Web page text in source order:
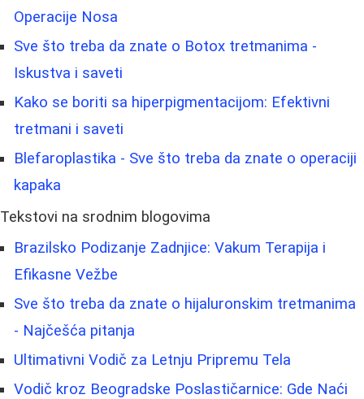
Operacije Nosa
Sve što treba da znate o Botox tretmanima -
Iskustva i saveti
Kako se boriti sa hiperpigmentacijom: Efektivni
tretmani i saveti
Blefaroplastika - Sve što treba da znate o operaciji
kapaka
Tekstovi na srodnim blogovima
Brazilsko Podizanje Zadnjice: Vakum Terapija i
Efikasne Vežbe
Sve što treba da znate o hijaluronskim tretmanima
- Najčešća pitanja
Ultimativni Vodič za Letnju Pripremu Tela
Vodič kroz Beogradske Poslastičarnice: Gde Naći